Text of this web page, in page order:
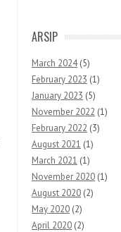
ARSIP
March 2024(5)
February 2023 (1)
January 2023 (5)
November 2022 (1)
February 2022 (3)
August 2021 (1)
March 2021 (1)
November 2020 (1)
August 2020 (2)
May 2020 (2)
April 2020 (2)